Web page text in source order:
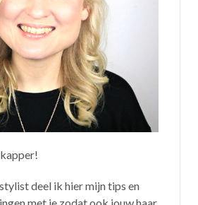
deel ik hier mijn tips en